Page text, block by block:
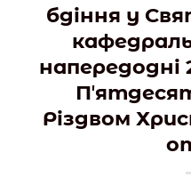
бдіння у
напередодні
Різдвом